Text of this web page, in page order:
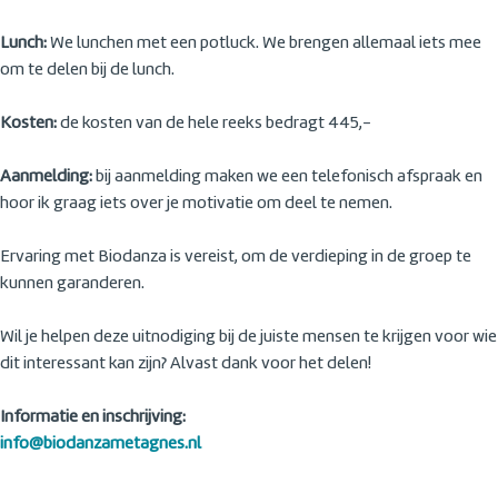
Lunch: We lunchen met een potluck. We brengen allemaal iets mee
om te delen bij de lunch.
Kosten: de kosten van de hele reeks bedragt 445,-
Aanmelding: bij aanmelding maken we een telefonisch afspraak en
hoor ik graag iets over je motivatie om deel te nemen.
Ervaring met Biodanza is vereist, om de verdieping in de groep te
kunnen garanderen.
Wil je helpen deze uitnodiging bij de juiste mensen te krijgen voor wie
dit interessant kan zijn? Alvast dank voor het delen!
Informatie en inschrijving:
info@biodanzametagnes.nl